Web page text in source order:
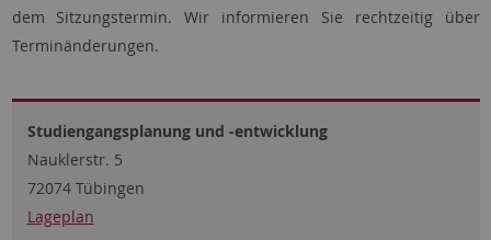
dem Sitzungstermin. Wir informieren Sie rechtzeitig über
Terminänderungen.
Studiengangsplanung und -entwicklung
Nauklerstr. 5
72074 Tübingen
Lageplan